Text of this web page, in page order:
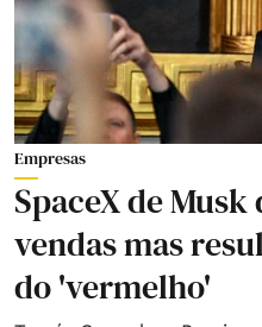
Empresas
SpaceX de
vendas mas
do 'vermelho'